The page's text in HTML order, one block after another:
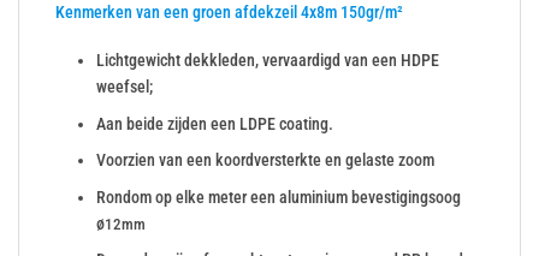
Kenmerken van een groen afdekzeil 4x8m 150gr/m²
Lichtgewicht dekkleden, vervaardigd van een HDPE
weefsel;
Aan beide zijden een LDPE coating.
Voorzien van een koordversterkte en gelaste zoom
Rondom op elke meter een aluminium bevestigingsoog
ø12mm